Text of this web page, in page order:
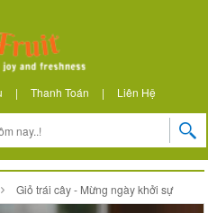
| Thanh Toán | Liên Hệ
Giỏ trái cây - Mừng ngày khởi sự